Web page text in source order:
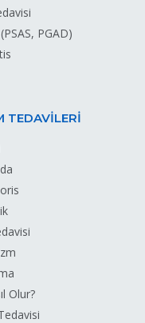
PGAD)
TEDAVİLERİ
Olur?